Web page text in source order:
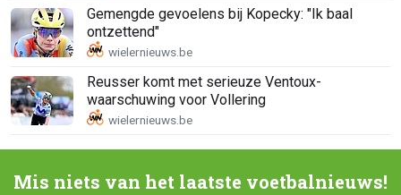
Gemengde gevoelens bij Kopecky: "Ik baal
ontzettend"
Reusser komt met serieuze Ventoux-
waarschuwing voor Vollering
Mis niets van het laatste voetbalnieuws!